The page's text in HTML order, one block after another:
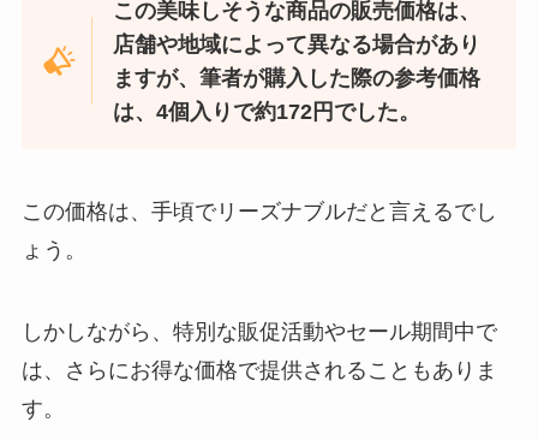
この美味しそうな商品の販売価格は、
店舗や地域によって異なる場合があり
ますが、筆者が購入した際の参考価格
は、4個入りで約172円でした。
この価格は、手頃でリーズナブルだと言えるでし
ょう。
しかしながら、特別な販促活動やセール期間中で
は、さらにお得な価格で提供されることもありま
す。